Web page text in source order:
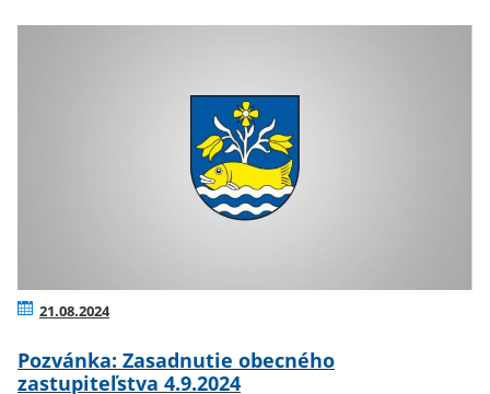
21.08.2024
Pozvánka: Zasadnutie obecného
zastupiteľstva 4.9.2024